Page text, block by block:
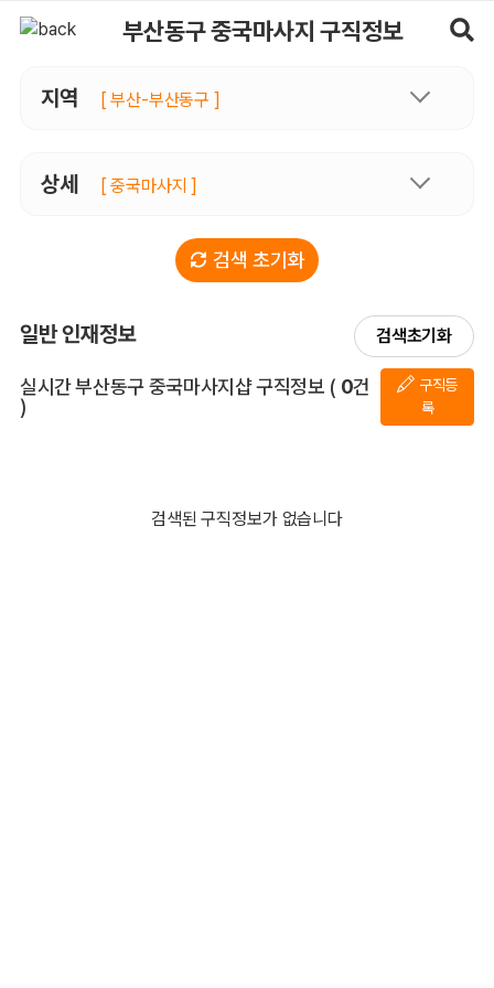
부산동구 중국마사지 구직정보
지역 [ 부산-부산동구 ]
상세 [ 중국마사지 ]
검색 초기화
일반 인재정보 검색초기화
실시간 부산동구 중국마사지샵 구직정보 전체 목록
( 0건
)
구직등
록
검색된 구직정보가 없습니다